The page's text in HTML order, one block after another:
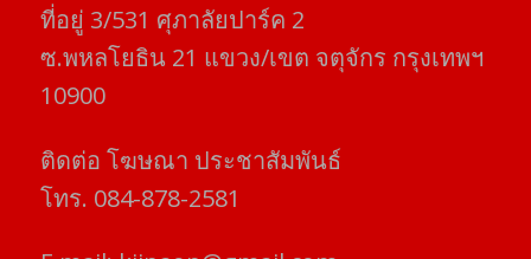
ที่อยู่​ 3/531​ ศุภาลัยปาร์ค​ 2
ซ.พหลโยธิน​ 21​ แขวง/เขต​ จตุจักร​ กรุงเทพฯ
10900
ติดต่อ​ โฆษณา​ ประชาสัมพันธ์
โทร​. 084-878-2581